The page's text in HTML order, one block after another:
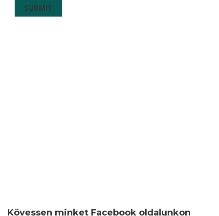
Kövessen minket Facebook oldalunkon